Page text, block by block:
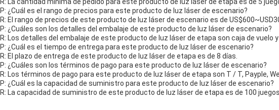
P: ¿Cuál es el rango de precios para este producto de luz láser de escenario?
R: El rango de precios de este producto de luz láser de escenario es de
P: ¿Cuáles son los detalles del embalaje de este producto de luz láser de escenario?
R: Los detalles del embalaje de este producto de luz láser de etapa son caja de vuelo
P: ¿Cuál es el tiempo de entrega para este producto de luz láser de escenario?
R: El plazo de entrega de este producto de luz láser de etapa es de 8 días.
P: ¿Cuáles son los términos de pago para este producto de luz láser de escenario?
R: Los términos de pago para este producto de luz láser de etapa son T / T, Payple,
P: ¿Cuál es la capacidad de suministro para este producto de luz láser de escenario?
R: La capacidad de suministro de este producto de luz láser de etapa es de 100